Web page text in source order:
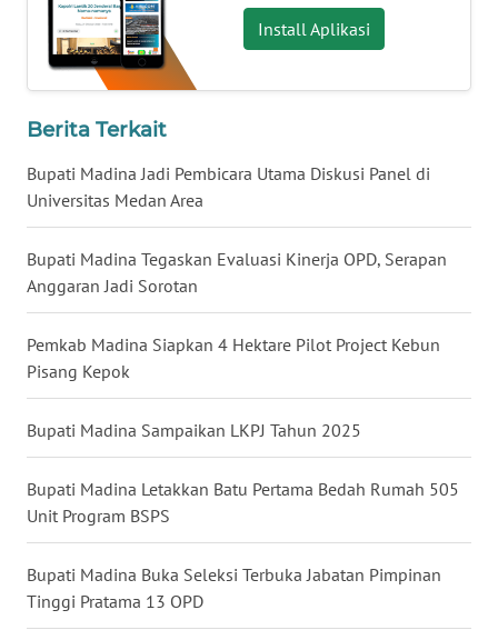
Install Aplikasi
Berita Terkait
Bupati Madina Jadi Pembicara Utama Diskusi Panel di
Universitas Medan Area
Bupati Madina Tegaskan Evaluasi Kinerja OPD, Serapan
Anggaran Jadi Sorotan
Pemkab Madina Siapkan 4 Hektare Pilot Project Kebun
Pisang Kepok
Bupati Madina Sampaikan LKPJ Tahun 2025
Bupati Madina Letakkan Batu Pertama Bedah Rumah 505
Unit Program BSPS
Bupati Madina Buka Seleksi Terbuka Jabatan Pimpinan
Tinggi Pratama 13 OPD
WN
MALUKU
WN
WN
DAIRI
WN
DANAU
TOBA
WN
NIAS
WN
LANGKAT
TAPANULI
SELATAN